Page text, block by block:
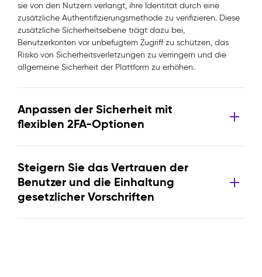
sie von den Nutzern verlangt, ihre Identität durch eine
zusätzliche Authentifizierungsmethode zu verifizieren. Diese
zusätzliche Sicherheitsebene trägt dazu bei,
Benutzerkonten vor unbefugtem Zugriff zu schützen, das
Risiko von Sicherheitsverletzungen zu verringern und die
allgemeine Sicherheit der Plattform zu erhöhen.
Anpassen der Sicherheit mit
flexiblen 2FA-Optionen
Steigern Sie das Vertrauen der
Benutzer und die Einhaltung
gesetzlicher Vorschriften